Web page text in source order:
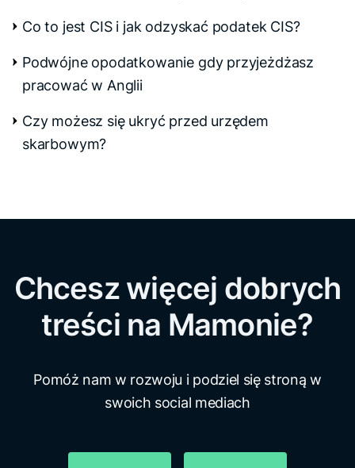
Co to jest CIS i jak odzyskać podatek CIS?
Podwójne opodatkowanie gdy przyjeżdżasz
pracować w Anglii
Czy możesz się ukryć przed urzędem
skarbowym?
Chcesz więcej dobrych
treści na Mamonie?
Pomóż nam w rozwoju i podziel się stroną w
swoich social mediach